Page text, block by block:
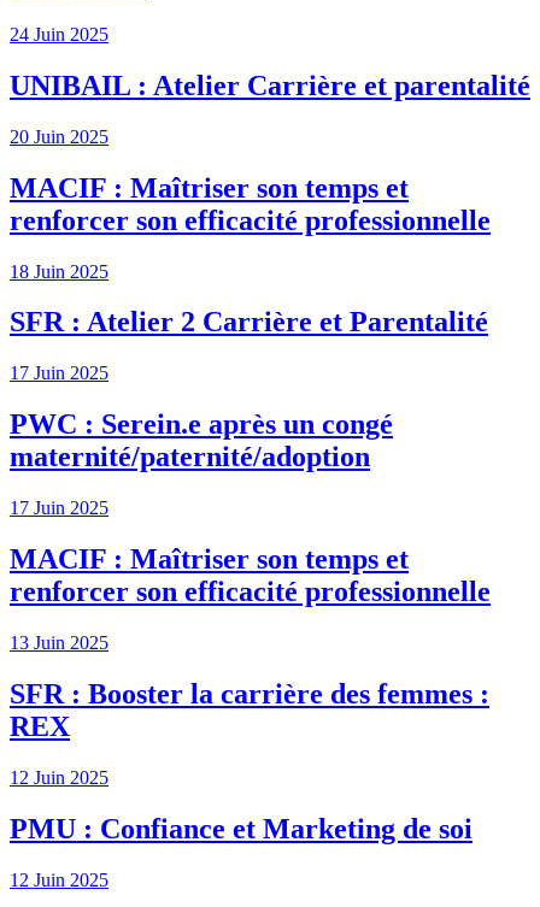
24 Juin 2025
UNIBAIL : Atelier Carrière et parentalité
20 Juin 2025
MACIF : Maîtriser son temps et
renforcer son efficacité professionnelle
18 Juin 2025
SFR : Atelier 2 Carrière et Parentalité
17 Juin 2025
PWC : Serein.e après un congé
maternité/paternité/adoption
17 Juin 2025
MACIF : Maîtriser son temps et
renforcer son efficacité professionnelle
13 Juin 2025
SFR : Booster la carrière des femmes :
REX
12 Juin 2025
PMU : Confiance et Marketing de soi
12 Juin 2025